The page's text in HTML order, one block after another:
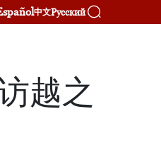
中文Русский
越之